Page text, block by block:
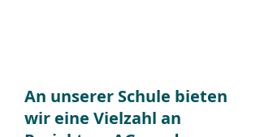
An unserer Schule bieten
wir eine Vielzahl an